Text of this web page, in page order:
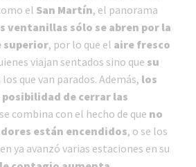
el San Martín, el panorama
ventanillas sólo se abren por la
superior, por lo que el aire fresco
viajan sentados sino que su
los que van parados. Además, los
de cerrar las
combina con el hecho de que no
están encendidos, o se los
ya avanzó varias estaciones en su